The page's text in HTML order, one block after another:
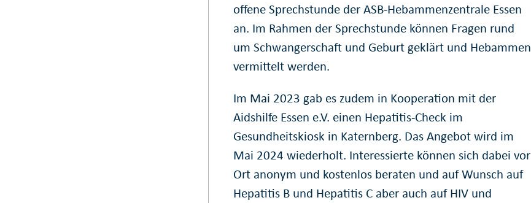
offene Sprechstunde der ASB-Hebammenzentrale Essen
an. Im Rahmen der Sprechstunde können Fragen rund
um Schwangerschaft und Geburt geklärt und Hebammen
vermittelt werden.
Im Mai 2023 gab es zudem in Kooperation mit der
Aidshilfe Essen e.V. einen Hepatitis-Check im
Gesundheitskiosk in Katernberg. Das Angebot wird im
Mai 2024 wiederholt. Interessierte können sich dabei vor
Ort anonym und kostenlos beraten und auf Wunsch auf
Hepatitis B und Hepatitis C aber auch auf HIV und